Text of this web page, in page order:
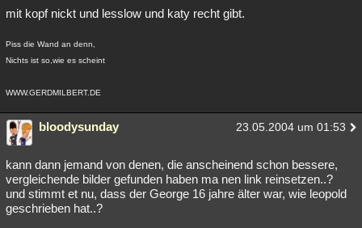
mit kopf nickt und lesslow und katy recht gibt.
Piss die Wand an denn,
Nichts ist so,wie es scheint
WWW.GERDMILBERT.DE
bloodysunday 23.05.2004 um 01:53
kann dann jemand von denen, die anscheinend schon bessere,
vergleichende bilder gefunden haben ma nen link reinsetzen..?
und stimmt et nu, dass der George 16 jahre älter war, wie leopold
geschrieben hat..?